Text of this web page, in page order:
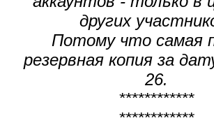
других
Потому что самая
резервная копия за
26.
************
************